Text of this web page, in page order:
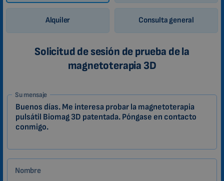
Alquiler Consulta general
Solicitud de sesión de prueba de la
magnetoterapia 3D
1-
ES
Zákazník
Su mensaje
Nombre